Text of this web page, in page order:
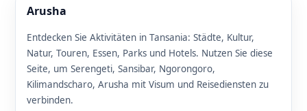
Arusha
Entdecken Sie Aktivitäten in Tansania: Städte, Kultur,
Natur, Touren, Essen, Parks und Hotels. Nutzen Sie diese
Seite, um Serengeti, Sansibar, Ngorongoro,
Kilimandscharo, Arusha mit Visum und Reisediensten zu
verbinden.